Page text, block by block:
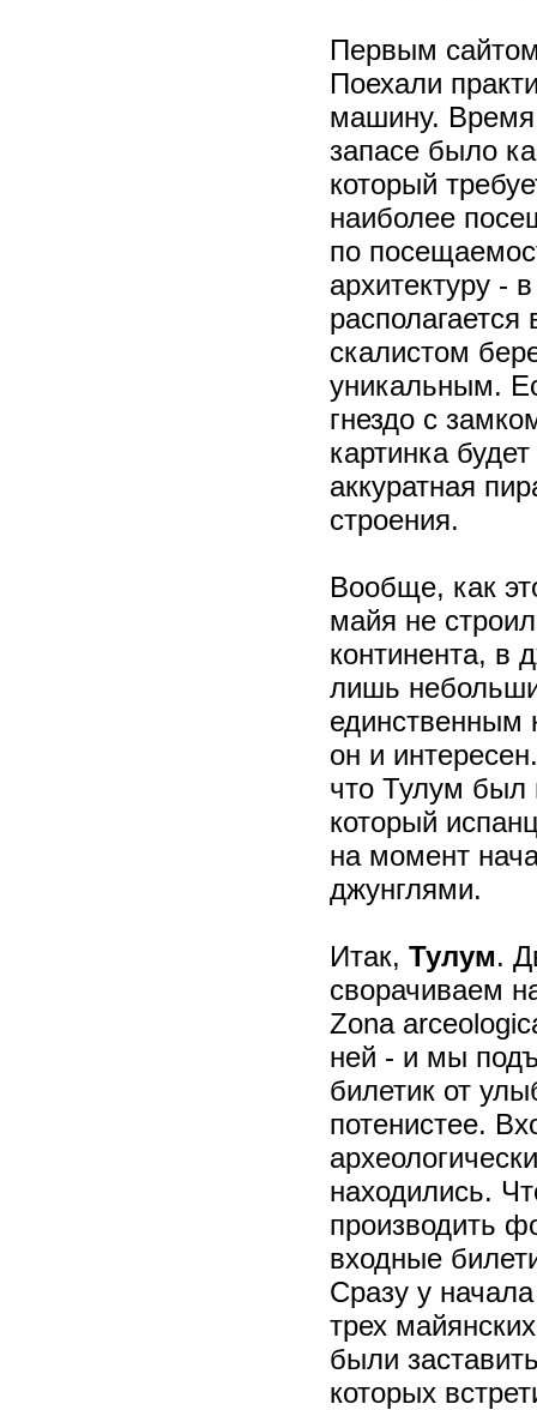
Первым
Поехали
машину. Время
запасе было
который
наиболее
по
архитектуру -
скалистом
уникальным.
гнездо с
картинка
аккуратная
строения.
Вообще, как
майя не
континента, в
лишь
единственным
он и
что Тулум был
который
на момент
джунглями.
Итак, Тулум.
сворачиваем
Zona
ней - и мы
билетик от
потенистее.
находились.
производить
входные
Сразу у
трех
были
которых